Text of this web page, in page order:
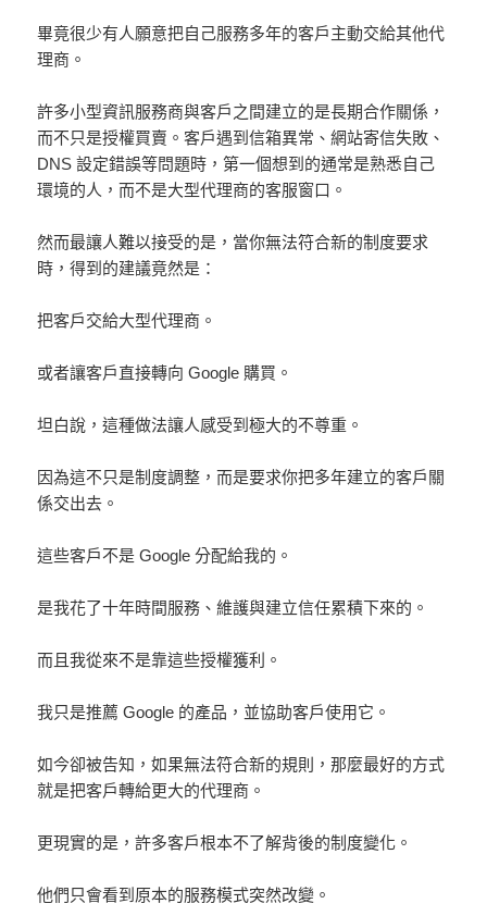
畢竟很少有人願意把自己服務多年的客戶主動交給其他代
理商。
許多小型資訊服務商與客戶之間建立的是長期合作關係，
而不只是授權買賣。客戶遇到信箱異常、網站寄信失敗、
DNS 設定錯誤等問題時，第一個想到的通常是熟悉自己
環境的人，而不是大型代理商的客服窗口。
然而最讓人難以接受的是，當你無法符合新的制度要求
時，得到的建議竟然是：
把客戶交給大型代理商。
或者讓客戶直接轉向 Google 購買。
坦白說，這種做法讓人感受到極大的不尊重。
因為這不只是制度調整，而是要求你把多年建立的客戶關
係交出去。
這些客戶不是 Google 分配給我的。
是我花了十年時間服務、維護與建立信任累積下來的。
而且我從來不是靠這些授權獲利。
我只是推薦 Google 的產品，並協助客戶使用它。
如今卻被告知，如果無法符合新的規則，那麼最好的方式
就是把客戶轉給更大的代理商。
更現實的是，許多客戶根本不了解背後的制度變化。
他們只會看到原本的服務模式突然改變。